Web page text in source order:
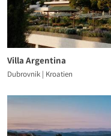
Villa Argentina
Dubrovnik | Kroatien